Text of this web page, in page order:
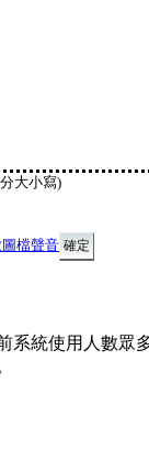
大小寫)
檔聲音
系統使用人數眾